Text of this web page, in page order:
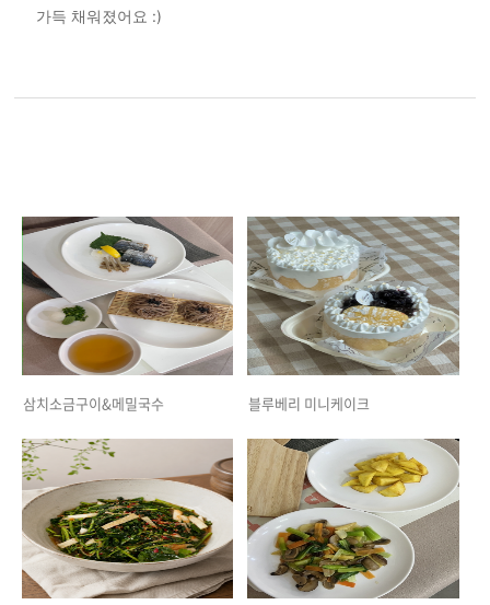
가득 채워졌어요 :)
삼치소금구이&메밀국수 블루베리 미니케이크